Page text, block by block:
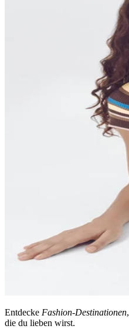
Entdecke Fashion-Destinationen,
die du lieben wirst.